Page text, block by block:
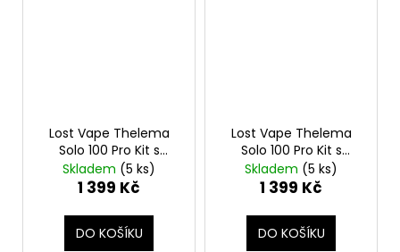
Lost Vape Thelema
Solo 100 Pro Kit s
Centaurus Sub Ohm
Tank V2 (Wavy Gold)
Skladem (5 ks)
1 399 Kč
DO KOŠÍKU
Lost Vape Thelema
Solo 100 Pro Kit s
Centaurus Sub Ohm
Tank V2 (Pink Python)
Skladem (5 ks)
1 399 Kč
DO KOŠÍKU